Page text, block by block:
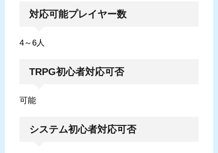
対応可能プレイヤー数
4～6人
TRPG初心者対応可否
可能
システム初心者対応可否